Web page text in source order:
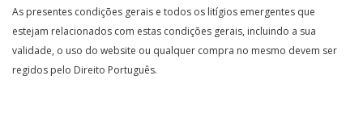
As presentes condições gerais e todos os litígios emergentes que
estejam relacionados com estas condições gerais, incluindo a sua
validade, o uso do website ou qualquer compra no mesmo devem ser
regidos pelo Direito Português.